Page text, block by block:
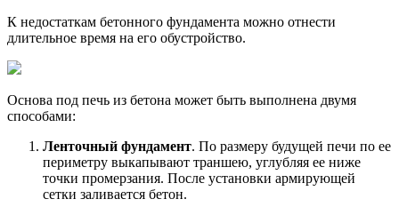
К недостаткам бетонного фундамента можно отнести
длительное время на его обустройство.
Основа под печь из бетона может быть выполнена двумя
способами:
Ленточный фундамент. По размеру будущей печи по ее
периметру выкапывают траншею, углубляя ее ниже
точки промерзания. После установки армирующей
сетки заливается бетон.